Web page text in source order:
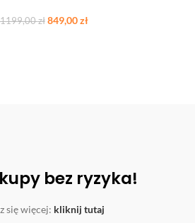
1199,00zł 849,00zł
bez ryzyka!
się więcej: kliknij tutaj